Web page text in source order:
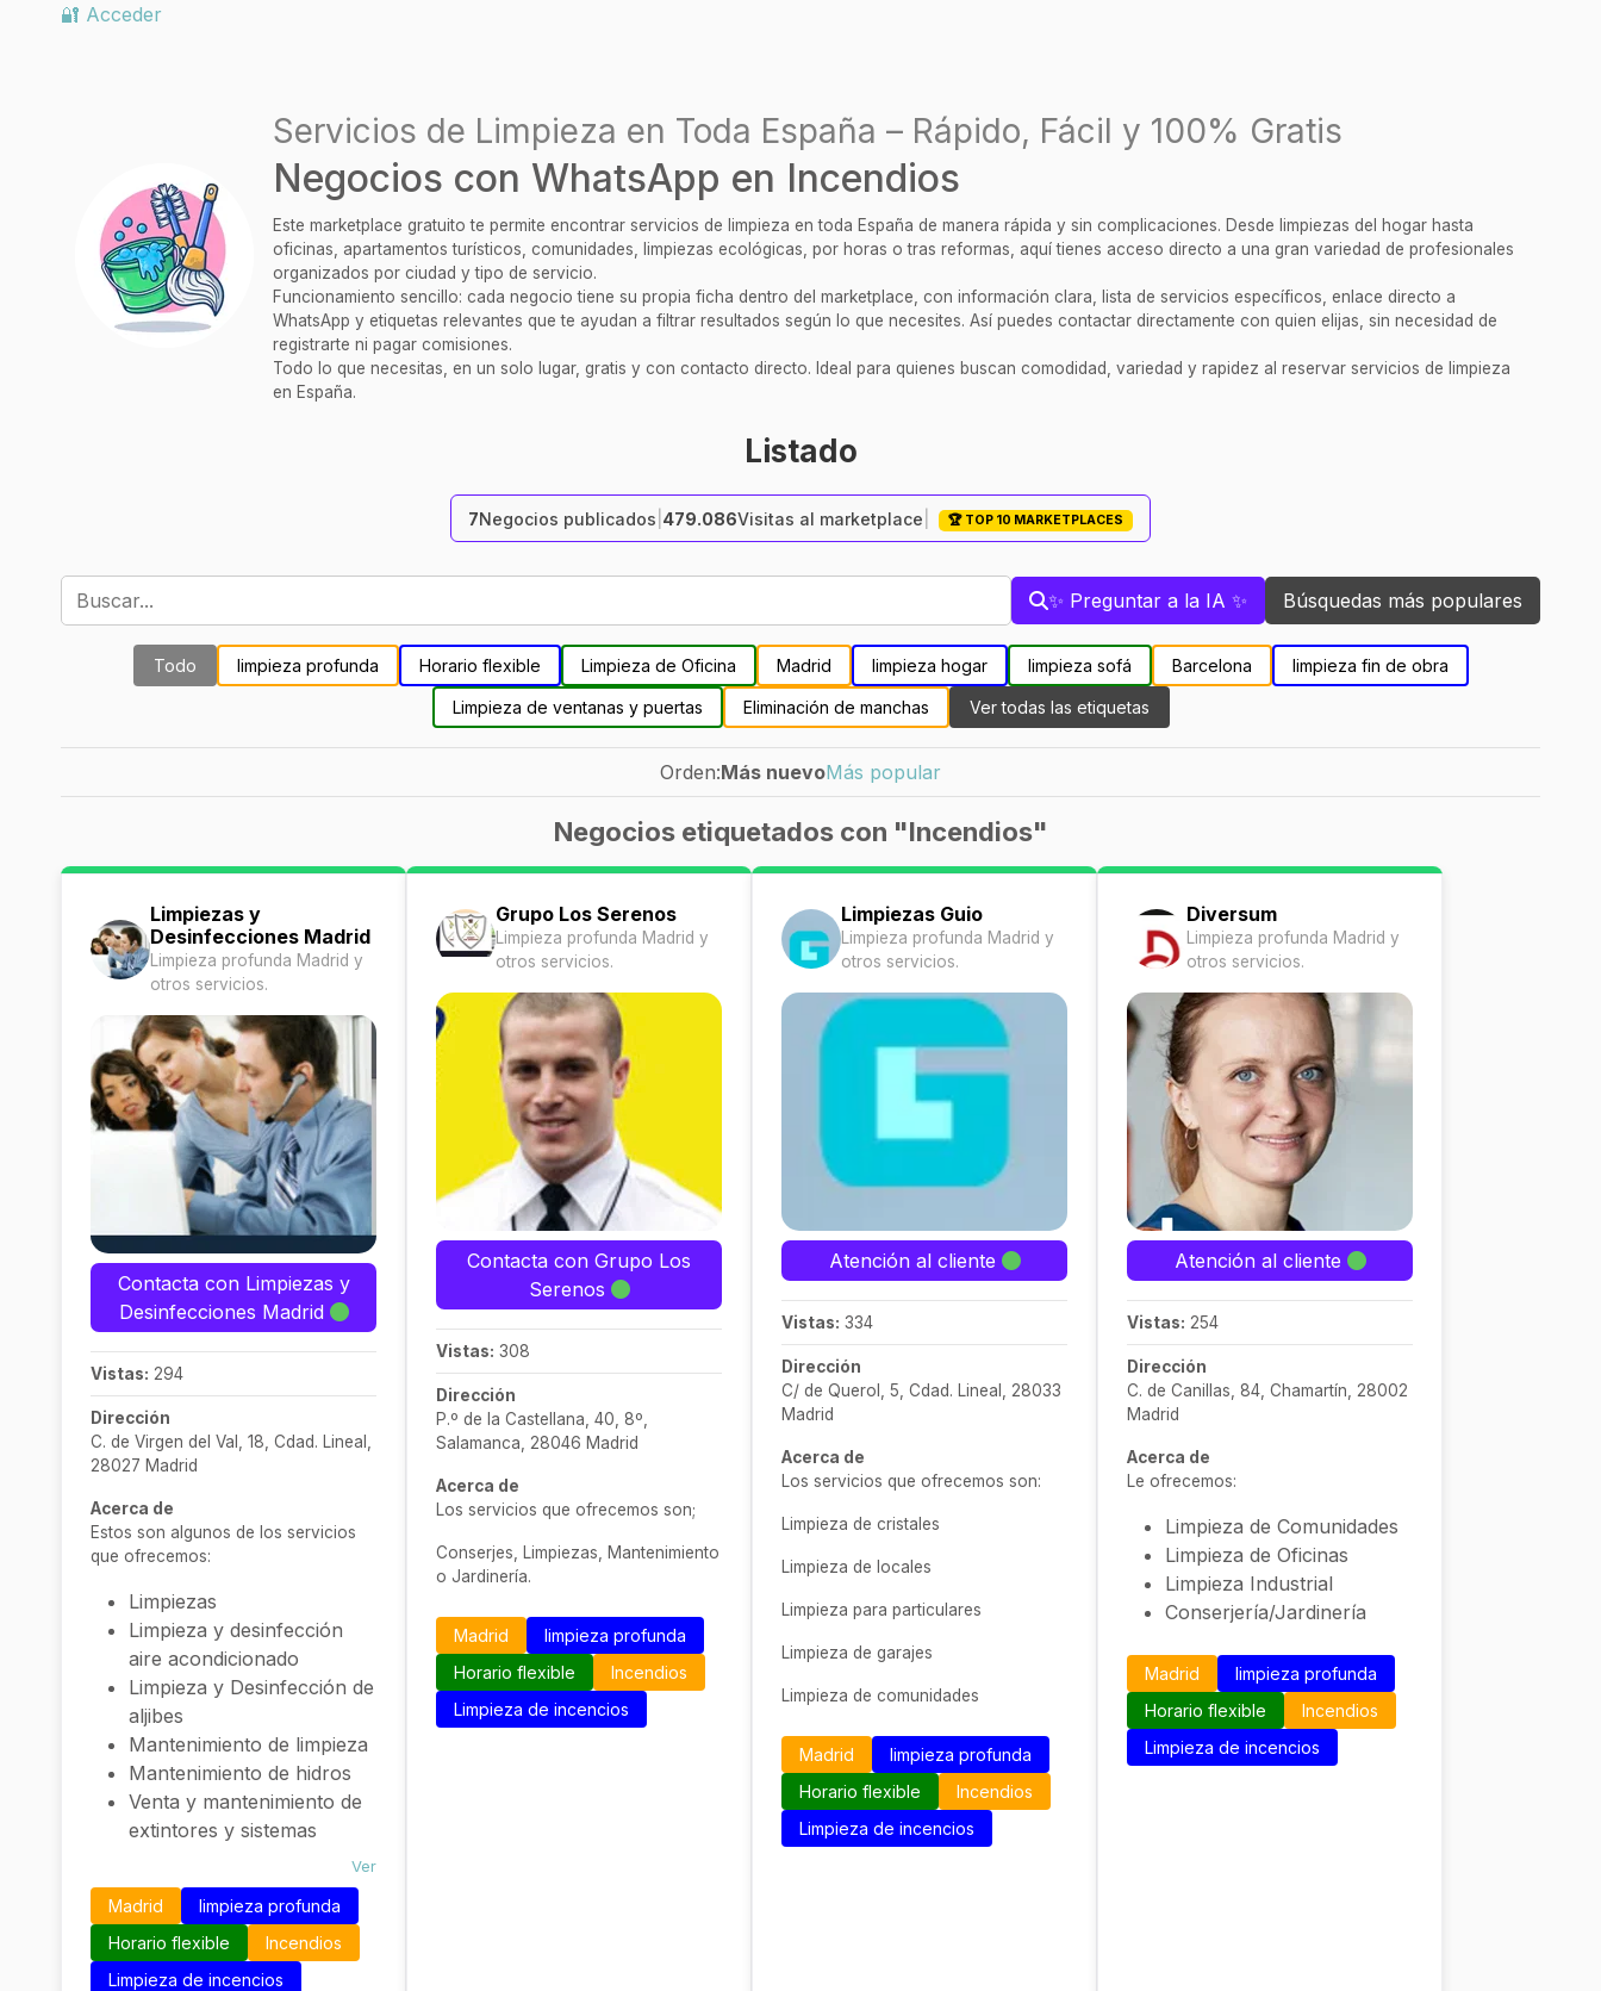
🔐 Acceder
Servicios de Limpieza en Toda España – Rápido, Fácil y 100% Gratis
Negocios con WhatsApp en Incendios
Este marketplace gratuito te permite encontrar servicios de limpieza en toda España de manera rápida y sin complicaciones. Desde limpiezas del hogar hasta
oficinas, apartamentos turísticos, comunidades, limpiezas ecológicas, por horas o tras reformas, aquí tienes acceso directo a una gran variedad de profesionales
organizados por ciudad y tipo de servicio.
Funcionamiento sencillo: cada negocio tiene su propia ficha dentro del marketplace, con información clara, lista de servicios específicos, enlace directo a
WhatsApp y etiquetas relevantes que te ayudan a filtrar resultados según lo que necesites. Así puedes contactar directamente con quien elijas, sin necesidad de
registrarte ni pagar comisiones.
Todo lo que necesitas, en un solo lugar, gratis y con contacto directo. Ideal para quienes buscan comodidad, variedad y rapidez al reservar servicios de limpieza
en España.
Listado
7Negocios publicados 479.086Visitas al marketplace 🏆 TOP 10 MARKETPLACES
✨ Preguntar a la IA ✨ Búsquedas más populares
Todo limpieza profunda Horario flexible Limpieza de Oficina Madrid limpieza hogar limpieza sofá Barcelona limpieza fin de obra
Limpieza de ventanas y puertas Eliminación de manchas Ver todas las etiquetas
Orden:Más nuevoMás popular
Negocios etiquetados con "Incendios"
Limpiezas y
Desinfecciones Madrid
Limpieza profunda Madrid y
otros servicios.
Contacta con Limpiezas y
Desinfecciones Madrid
Vistas: 294
Dirección
C. de Virgen del Val, 18, Cdad. Lineal,
28027 Madrid
Acerca de
Estos son algunos de los servicios
que ofrecemos:
Limpiezas
Limpieza y desinfección
aire acondicionado
Limpieza y Desinfección de
aljibes
Mantenimiento de limpieza
Mantenimiento de hidros
Venta y mantenimiento de
extintores y sistemas
Impermeabilizaciones y
pintura en general
Ver
Madrid
limpieza profunda
Horario flexible
Incendios
Limpieza de incencios
Grupo Los Serenos
Limpieza profunda Madrid y
otros servicios.
Contacta con Grupo Los
Serenos
Vistas: 308
Dirección
P.º de la Castellana, 40, 8º,
Salamanca, 28046 Madrid
Acerca de
Los servicios que ofrecemos son;
Conserjes, Limpiezas, Mantenimiento
o Jardinería.
Madrid
limpieza profunda
Horario flexible
Incendios
Limpieza de incencios
Limpiezas Guio
Limpieza profunda Madrid y
otros servicios.
Atención al cliente
Vistas: 334
Dirección
C/ de Querol, 5, Cdad. Lineal, 28033
Madrid
Acerca de
Los servicios que ofrecemos son:
Limpieza de cristales
Limpieza de locales
Limpieza para particulares
Limpieza de garajes
Limpieza de comunidades
Madrid
limpieza profunda
Horario flexible
Incendios
Limpieza de incencios
Diversum
Limpieza profunda Madrid y
otros servicios.
Atención al cliente
Vistas: 254
Dirección
C. de Canillas, 84, Chamartín, 28002
Madrid
Acerca de
Le ofrecemos:
Limpieza de Comunidades
Limpieza de Oficinas
Limpieza Industrial
Conserjería/Jardinería
Madrid
limpieza profunda
Horario flexible
Incendios
Limpieza de incencios